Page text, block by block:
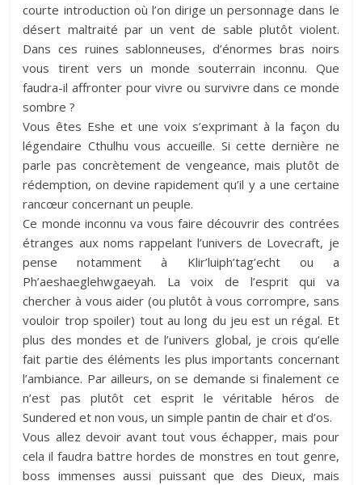
courte introduction où l’on dirige un personnage dans le
désert maltraité par un vent de sable plutôt violent.
Dans ces ruines sablonneuses, d’énormes bras noirs
vous tirent vers un monde souterrain inconnu. Que
faudra-il affronter pour vivre ou survivre dans ce monde
sombre ?
Vous êtes Eshe et une voix s’exprimant à la façon du
légendaire Cthulhu vous accueille. Si cette dernière ne
parle pas concrètement de vengeance, mais plutôt de
rédemption, on devine rapidement qu’il y a une certaine
rancœur concernant un peuple.
Ce monde inconnu va vous faire découvrir des contrées
étranges aux noms rappelant l’univers de Lovecraft, je
pense notamment à Klir’luiph’tag’echt ou a
Ph’aeshaeglehwgaeyah. La voix de l’esprit qui va
chercher à vous aider (ou plutôt à vous corrompre, sans
vouloir trop spoiler) tout au long du jeu est un régal. Et
plus des mondes et de l’univers global, je crois qu’elle
fait partie des éléments les plus importants concernant
l’ambiance. Par ailleurs, on se demande si finalement ce
n’est pas plutôt cet esprit le véritable héros de
Sundered et non vous, un simple pantin de chair et d’os.
Vous allez devoir avant tout vous échapper, mais pour
cela il faudra battre hordes de monstres en tout genre,
boss immenses aussi puissant que des Dieux, mais